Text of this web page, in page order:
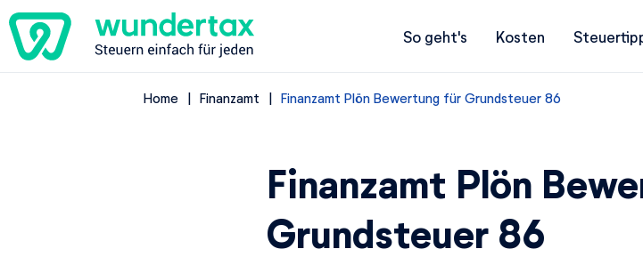
So geht's Kosten
Home Finanzamt Finanzamt Plön Bewertung für Grundsteuer 86
Finanzamt Plön
Grundsteuer 86